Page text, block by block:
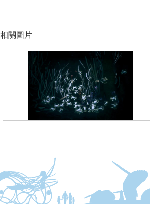
相關圖片